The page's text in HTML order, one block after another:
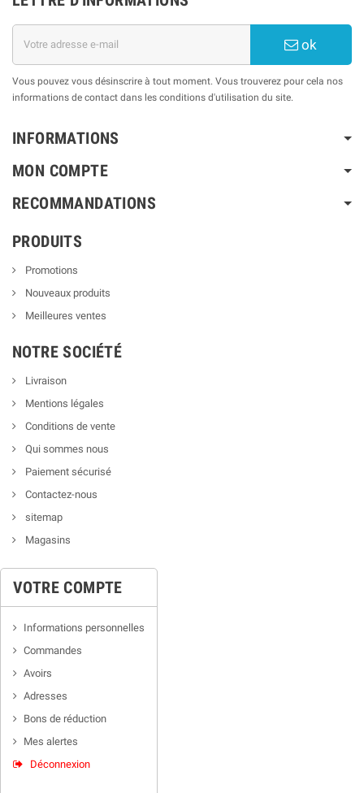
ok
Vous pouvez vous désinscrire à tout moment. Vous trouverez pour cela nos
informations de contact dans les conditions d'utilisation du site.
INFORMATIONS
MON COMPTE
RECOMMANDATIONS
PRODUITS
Promotions
Nouveaux produits
Meilleures ventes
NOTRE SOCIÉTÉ
Livraison
Mentions légales
Conditions de vente
Qui sommes nous
Paiement sécurisé
Contactez-nous
sitemap
Magasins
VOTRE COMPTE
Informations personnelles
Commandes
Avoirs
Adresses
Bons de réduction
Mes alertes
Déconnexion